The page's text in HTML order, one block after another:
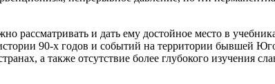
рассматривать и дать ему достойное место в
90-х годов и событий на территории бывшей
а также отсутствие более глубокого изучения